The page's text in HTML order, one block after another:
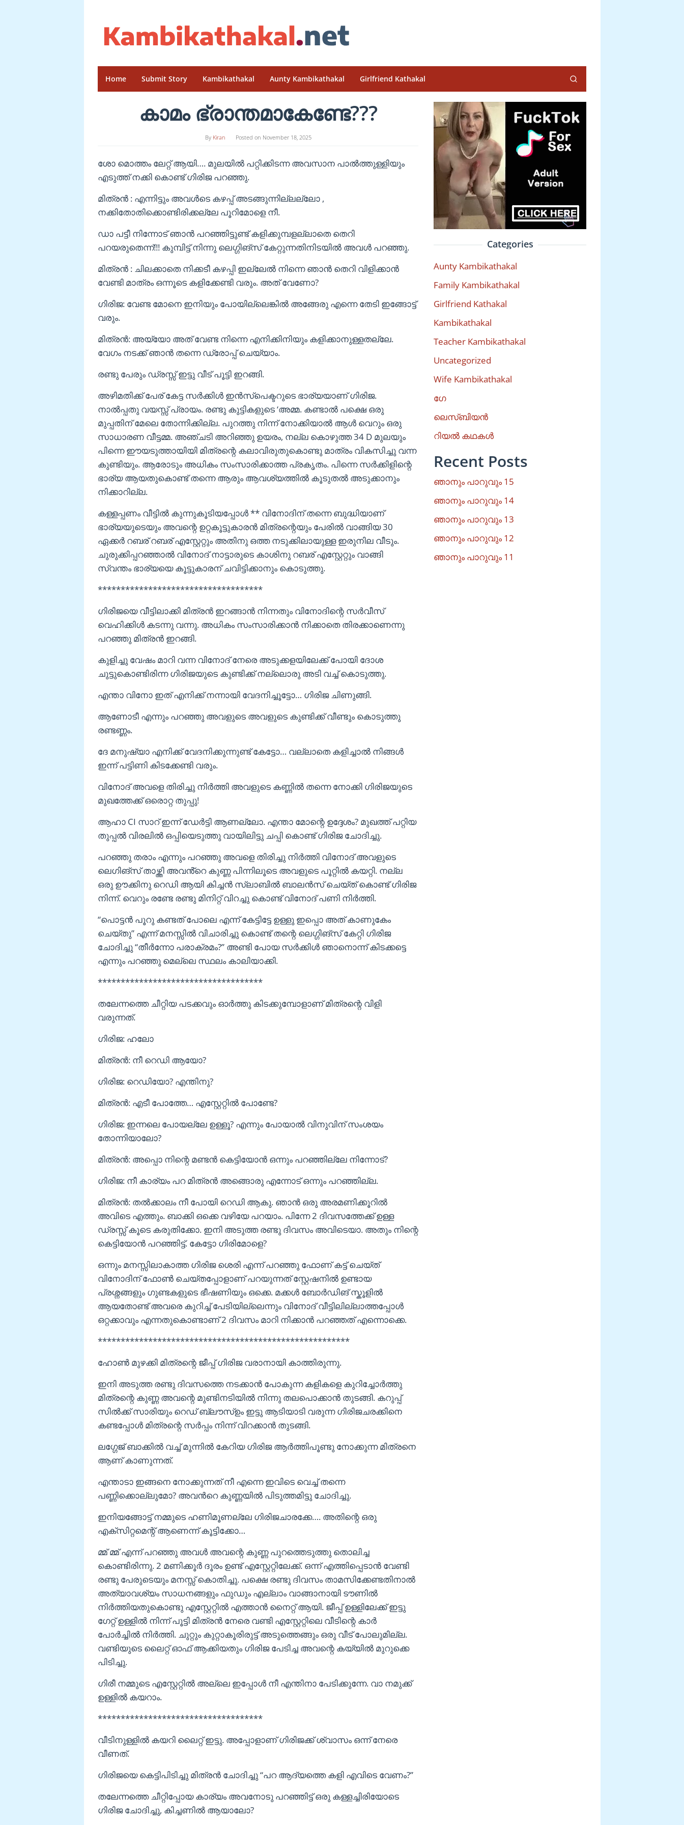
content
Home Submit Story Kambikathakal Aunty Kambikathakal Girlfriend Kathakal
കാമം ഭ്രാന്തമാകേണ്ടേ???
By Kiran Posted on November 18, 2025
ശോ മൊത്തം ലേറ്റ് ആയി…. മുലയിൽ പറ്റിക്കിടന്ന അവസാന പാൽത്തുള്ളിയും
എടുത്ത് നക്കി കൊണ്ട് ഗിരിജ പറഞ്ഞു.
മിത്രൻ : എന്നിട്ടും അവൾടെ കഴപ്പ് അടങ്ങുന്നില്ലല്ലോ ,
നക്കിതോതിക്കൊണ്ടിരിക്കല്ലേ പൂറിമോളെ നീ.
ഡാ പട്ടീ നിന്നോട് ഞാൻ പറഞ്ഞിട്ടുണ്ട് കളിക്കുമ്പളല്ലാതെ തെറി
പറയരുതെന്ന്!!! കുമ്പിട്ട് നിന്നു ലെഗ്ഗിങ്‌സ് കേറ്റുന്നതിനിടയിൽ അവൾ പറഞ്ഞു.
മിത്രൻ : ചിലക്കാതെ നിക്കടീ കഴപ്പി ഇല്ലേൽ നിന്നെ ഞാൻ തെറി വിളിക്കാൻ
വേണ്ടി മാത്രം ഒന്നൂടെ കളിക്കേണ്ടി വരും. അത് വേണോ?
ഗിരിജ: വേണ്ട മോനെ ഇനിയും പോയില്ലെങ്കിൽ അങ്ങേരു എന്നെ തേടി ഇങ്ങോട്ട്
വരും.
മിത്രൻ: അയ്യോ അത് വേണ്ട നിന്നെ എനിക്കിനിയും കളിക്കാനുള്ളതല്ലേ.
വേഗം നടക്ക് ഞാൻ തന്നെ ഡ്രോപ്പ് ചെയ്യാം.
രണ്ടു പേരും ഡ്രസ്സ് ഇട്ടു വീട് പൂട്ടി ഇറങ്ങി.
അഴിമതിക്ക് പേര് കേട്ട സർക്കിൾ ഇൻസ്‌പെക്ടറുടെ ഭാര്യയാണ് ഗിരിജ.
നാൽപ്പതു വയസ്സ് പ്രായം. രണ്ടു കുട്ടികളുടെ ‘അമ്മ. കണ്ടാൽ പക്ഷെ ഒരു
മുപ്പതിന് മേലെ തോന്നിക്കില്ല. പുറത്തു നിന്ന് നോക്കിയാൽ ആൾ വെറും ഒരു
സാധാരണ വീട്ടമ്മ. അഞ്ചടി അറിഞ്ഞു ഉയരം, നല്ല കൊഴുത്ത 34 D മുലയും
പിന്നെ ഈയടുത്തായിയി മിത്രന്റെ കലാവിരുതുകൊണ്ടു മാത്രം വികസിച്ചു വന്ന
കുണ്ടിയും. ആരോടും അധികം സംസാരിക്കാത്ത പ്രകൃതം. പിന്നെ സർക്കിളിന്റെ
ഭാര്യ ആയതുകൊണ്ട് തന്നെ ആരും ആവശ്യത്തിൽ കൂടുതൽ അടുക്കാനും
നിക്കാറില്ല.
കള്ളപ്പണം വീട്ടിൽ കുന്നുകൂടിയപ്പോൾ ** വിനോദിന് തന്നെ ബുദ്ധിയാണ്
ഭാര്യയുടെയും അവന്റെ ഉറ്റകൂട്ടുകാരൻ മിത്രന്റെയും പേരിൽ വാങ്ങിയ 30
ഏക്കർ റബര് റബര് എസ്റ്റേറ്റും അതിനു ഒത്ത നടുക്കിലായുള്ള ഇരുനില വീടും.
ചുരുക്കിപ്പറഞ്ഞാൽ വിനോദ് നാട്ടാരുടെ കാശിനു റബര് എസ്റ്റേറ്റും വാങ്ങി
സ്വന്തം ഭാര്യയെ കൂട്ടുകാരന് ചവിട്ടിക്കാനും കൊടുത്തു.
************************************
ഗിരിജയെ വീട്ടിലാക്കി മിത്രൻ ഇറങ്ങാൻ നിന്നതും വിനോദിന്റെ സർവീസ്
വെഹിക്കിൾ കടന്നു വന്നു. അധികം സംസാരിക്കാൻ നിക്കാതെ തിരക്കാണെന്നു
പറഞ്ഞു മിത്രൻ ഇറങ്ങി.
കുളിച്ചു വേഷം മാറി വന്ന വിനോദ് നേരെ അടുക്കളയിലേക്ക് പോയി ദോശ
ചുട്ടുകൊണ്ടിരിന്ന ഗിരിജയുടെ കുണ്ടിക്ക് നല്ലൊരു അടി വച്ച് കൊടുത്തു.
എന്താ വിനോ ഇത് എനിക്ക് നന്നായി വേദനിച്ചൂട്ടോ… ഗിരിജ ചിണുങ്ങി.
ആണോടീ എന്നും പറഞ്ഞു അവളുടെ അവളുടെ കുണ്ടിക്ക് വീണ്ടും കൊടുത്തു
രണ്ടണ്ണം.
ദേ മനുഷ്യാ എനിക്ക് വേദനിക്കുന്നുണ്ട് കേട്ടോ… വല്ലാതെ കളിച്ചാൽ നിങ്ങൾ
ഇന്ന് പട്ടിണി കിടക്കേണ്ടി വരും.
വിനോദ് അവളെ തിരിച്ചു നിർത്തി അവളുടെ കണ്ണിൽ തന്നെ നോക്കി ഗിരിജയുടെ
മുഖത്തേക്ക് ഒരൊറ്റ തുപ്പു!
ആഹാ CI സാറ് ഇന്ന് ഡേർട്ടി ആണല്ലോ. എന്താ മോന്റെ ഉദ്ദേശം? മുഖത്ത് പറ്റിയ
തുപ്പൽ വിരലിൽ ഒപ്പിയെടുത്തു വായിലിട്ടു ചപ്പി കൊണ്ട് ഗിരിജ ചോദിച്ചു.
പറഞ്ഞു തരാം എന്നും പറഞ്ഞു അവളെ തിരിച്ചു നിർത്തി വിനോദ് അവളുടെ
ലെഗിങ്സ് താഴ്ത്തി അവൻ്റെ കുണ്ണ പിന്നിലൂടെ അവളുടെ പൂറ്റിൽ കയറ്റി. നല്ല
ഒരു ഊക്കിനു റെഡി ആയി കിച്ചൻ സ്ലാബിൽ ബാലൻസ് ചെയ്ത് കൊണ്ട് ഗിരിജ
നിന്ന്. വെറും രണ്ടേ രണ്ടു മിനിറ്റ് വിറച്ചു കൊണ്ട് വിനോദ് പണി നിർത്തി.
“പൊട്ടൻ പൂറു കണ്ടത് പോലെ എന്ന് കേട്ടിട്ടേ ഉള്ളു ഇപ്പൊ അത് കാണുകേം
ചെയ്തു” എന്ന് മനസ്സിൽ വിചാരിച്ചു കൊണ്ട് തന്റെ ലെഗ്ഗിങ്‌സ് കേറ്റി ഗിരിജ
ചോദിച്ചു “തീർന്നോ പരാക്രമം?” അണ്ടി പോയ സർക്കിൾ ഞാനൊന്ന് കിടക്കട്ടെ
എന്നും പറഞ്ഞു മെല്ലെ സ്ഥലം കാലിയാക്കി.
************************************
തലേന്നത്തെ ചീറ്റിയ പടക്കവും ഓർത്തു കിടക്കുമ്പോളാണ് മിത്രന്റെ വിളി
വരുന്നത്.
ഗിരിജ: ഹലോ
മിത്രൻ: നീ റെഡി ആയോ?
ഗിരിജ: റെഡിയോ? എന്തിനു?
മിത്രൻ: എടീ പോത്തേ… എസ്റ്റേറ്റിൽ പോണ്ടേ?
ഗിരിജ: ഇന്നലെ പോയല്ലേ ഉള്ളൂ? എന്നും പോയാൽ വിനുവിന് സംശയം
തോന്നിയാലോ?
മിത്രൻ: അപ്പൊ നിന്റെ മണ്ടൻ കെട്ടിയോൻ ഒന്നും പറഞ്ഞില്ലേ നിന്നോട്?
ഗിരിജ: നീ കാര്യം പറ മിത്രൻ അങ്ങൊരു എന്നോട് ഒന്നും പറഞ്ഞില്ല.
മിത്രൻ: തൽക്കാലം നീ പോയി റെഡി ആകു. ഞാൻ ഒരു അരമണിക്കൂറിൽ
അവിടെ എത്തും. ബാക്കി ഒക്കെ വഴിയേ പറയാം. പിന്നേ 2 ദിവസത്തേക്ക് ഉള്ള
ഡ്രസ്സ് കൂടെ കരുതിക്കോ. ഇനി അടുത്ത രണ്ടു ദിവസം അവിടെയാ. അതും നിന്റെ
കെട്ടിയോൻ പറഞ്ഞിട്ട്. കേട്ടോ ഗിരിമോളെ?
ഒന്നും മനസ്സിലാകാത്ത ഗിരിജ ശെരി എന്ന് പറഞ്ഞു ഫോണ് കട്ട് ചെയ്ത്
വിനോദിന് ഫോൺ ചെയ്തപ്പോളാണ് പറയുന്നത് സ്റ്റേഷനിൽ ഉണ്ടായ
പ്രശ്നങ്ങളും ഗുണ്ടകളുടെ ഭീഷണിയും ഒക്കെ. മക്കൾ ബോർഡിങ് സ്കൂളിൽ
ആയതോണ്ട് അവരെ കുറിച്ച് പേടിയില്ലെന്നും വിനോദ് വീട്ടിലില്ലാത്തപ്പോൾ
ഒറ്റക്കാവും എന്നതുകൊണ്ടാണ് 2 ദിവസം മാറി നിക്കാൻ പറഞ്ഞത് എന്നൊക്കെ.
*******************************************************
ഹോൺ മുഴക്കി മിത്രന്റെ ജീപ്പ് ഗിരിജ വരാനായി കാത്തിരുന്നു.
ഇനി അടുത്ത രണ്ടു ദിവസത്തെ നടക്കാൻ പോകുന്ന കളികളെ കുറിച്ചോർത്തു
മിത്രന്റെ കുണ്ണ അവന്റെ മുണ്ടിനടിയിൽ നിന്നു തലപൊക്കാൻ തുടങ്ങി. കറുപ്പ്
സിൽക്ക് സാരിയും റെഡ് ബ്ലൗസ്ഉം ഇട്ടു ആടിയാടി വരുന്ന ഗിരിജചരക്കിനെ
കണ്ടപ്പോൾ മിത്രന്റെ സർപ്പം നിന്ന് വിറക്കാൻ തുടങ്ങി.
ലഗ്ഗേജ് ബാക്കിൽ വച്ച് മുന്നിൽ കേറിയ ഗിരിജ ആർത്തിപൂണ്ടു നോക്കുന്ന മിത്രനെ
ആണ് കാണുന്നത്.
എന്താടാ ഇങ്ങനെ നോക്കുന്നത് നീ എന്നെ ഇവിടെ വെച്ച് തന്നെ
പണ്ണിക്കൊല്ലുമോ? അവൻറെ കുണ്ണയിൽ പിടുത്തമിട്ടു ചോദിച്ചു.
ഇനിയങ്ങോട്ട് നമ്മുടെ ഹണിമൂണല്ലേ ഗിരിജചാരക്കേ…. അതിന്റെ ഒരു
എക്സിറ്റമെന്റ് ആണെന്ന് കൂട്ടിക്കോ…
മ്മ് മ്മ് എന്ന് പറഞ്ഞു അവൾ അവന്റെ കുണ്ണ പുറത്തെടുത്തു തൊലിച്ച
കൊണ്ടിരിന്നു. 2 മണിക്കൂർ ദൂരം ഉണ്ട് എസ്റ്റേറ്റിലേക്ക്. ഒന്ന് എത്തിപ്പെടാൻ വേണ്ടി
രണ്ടു പേരുടെയും മനസ്സ് കൊതിച്ചു. പക്ഷെ രണ്ടു ദിവസം താമസിക്കേണ്ടതിനാൽ
അത്യാവശ്യം സാധനങ്ങളും ഫുഡും എല്ലാം വാങ്ങാനായി ടൗണിൽ
നിർത്തിയതുകൊണ്ടു എസ്റ്റേറ്റിൽ എത്താൻ നൈറ്റ് ആയി. ജീപ്പ് ഉള്ളിലേക്ക് ഇട്ടു
ഗേറ്റ് ഉള്ളിൽ നിന്ന് പൂട്ടി മിത്രൻ നേരെ വണ്ടി എസ്റ്റേറ്റിലെ വീടിന്റെ കാർ
പോർച്ചിൽ നിർത്തി. ചുറ്റും കുറ്റാകൂരിരുട്ട് അടുത്തെങ്ങും ഒരു വീട് പോലുമില്ല.
വണ്ടിയുടെ ലൈറ്റ് ഓഫ് ആക്കിയതും ഗിരിജ പേടിച്ച അവന്റെ കയ്യിൽ മുറുക്കെ
പിടിച്ചു.
ഗിരീ നമ്മുടെ എസ്റ്റേറ്റിൽ അല്ലെ ഇപ്പോൾ നീ എന്തിനാ പേടിക്കുന്നേ. വാ നമുക്ക്
ഉള്ളിൽ കയറാം.
************************************
വീടിനുള്ളിൽ കയറി ലൈറ്റ് ഇട്ടു. അപ്പോളാണ് ഗിരിജക്ക് ശ്വാസം ഒന്ന് നേരെ
വീണത്.
ഗിരിജയെ കെട്ടിപിടിച്ചു മിത്രൻ ചോദിച്ചു “പറ ആദ്യത്തെ കളി എവിടെ വേണം?”
തലേന്നത്തെ ചീറ്റിപ്പോയ കാര്യം അവനോടു പറഞ്ഞിട്ട് ഒരു കള്ളച്ചിരിയോടെ
ഗിരിജ ചോദിച്ചു, കിച്ചണിൽ ആയാലോ?
Categories
Aunty Kambikathakal
Family Kambikathakal
Girlfriend Kathakal
Kambikathakal
Teacher Kambikathakal
Uncategorized
Wife Kambikathakal
ഗേ
ലെസ്ബിയൻ
റിയൽ കഥകൾ
Recent Posts
ഞാനും പാറുവും 15
ഞാനും പാറുവും 14
ഞാനും പാറുവും 13
ഞാനും പാറുവും 12
ഞാനും പാറുവും 11